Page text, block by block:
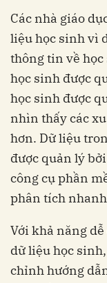
Các nhà giáo
liệu học sinh vì
thông tin về
học sinh được
học sinh được
nhìn thấy các
hơn. Dữ liệu
được quản lý
công cụ phần
phân tích
Với khả năng
dữ liệu học
chỉnh hướng